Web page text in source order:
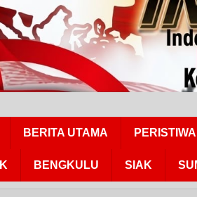
BERITA UTAMA PERISTIWA
BENGKULU SIAK